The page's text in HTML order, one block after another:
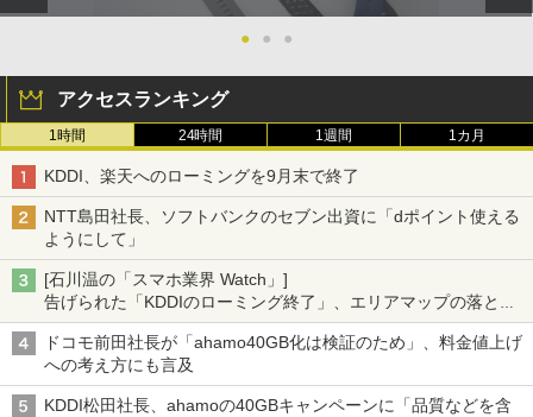
● ● ●
アクセスランキング
1時間 24時間 1週間 1カ月
KDDI、楽天へのローミングを9月末で終了
NTT島田社長、ソフトバンクのセブン出資に「dポイント使える
ようにして」
[石川温の「スマホ業界 Watch」]
告げられた「KDDIのローミング終了」、エリアマップの落とし
穴と楽天モバイルの課題
ドコモ前田社長が「ahamo40GB化は検証のため」、料金値上げ
への考え方にも言及
KDDI松田社長、ahamoの40GBキャンペーンに「品質などを含